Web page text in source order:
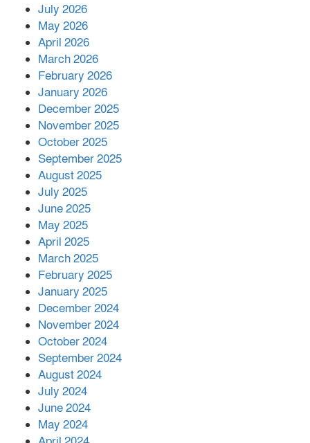
পর ফোন তারেক রহমানের,গ্যাস সঙ্কট
সহায়তা দিলেন সাচিং প্রু জেরী
July 2026
May 2026
April 2026
March 2026
February 2026
January 2026
December 2025
November 2025
October 2025
September 2025
August 2025
July 2025
June 2025
May 2025
April 2025
March 2025
February 2025
January 2025
December 2024
November 2024
October 2024
September 2024
August 2024
July 2024
June 2024
May 2024